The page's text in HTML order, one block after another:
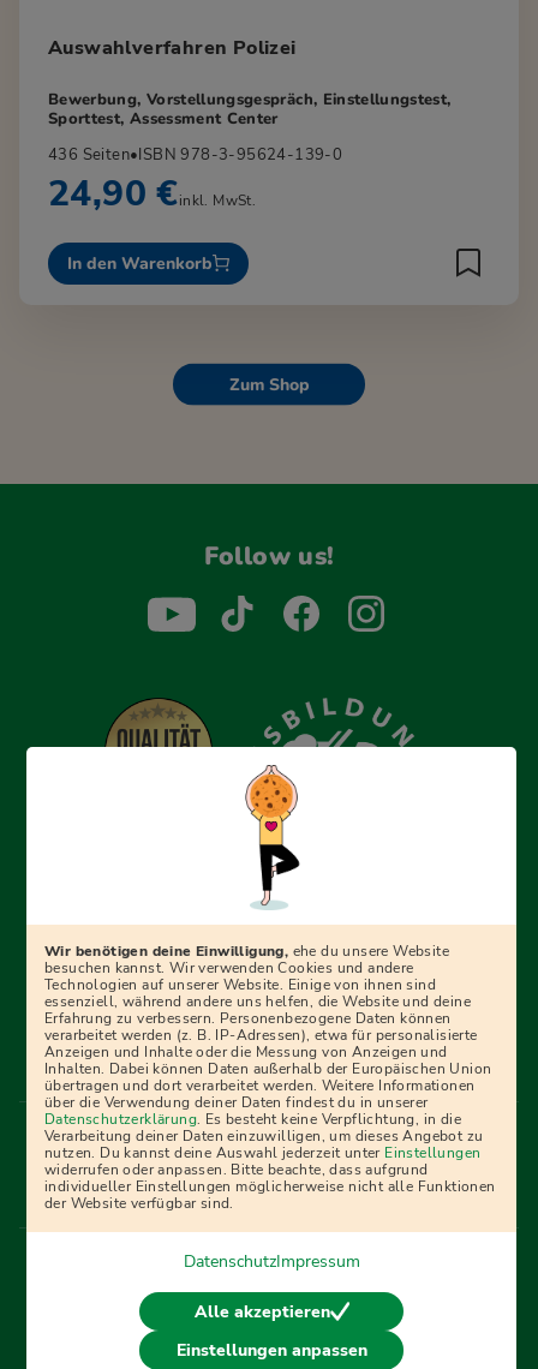
Auswahlverfahren Polizei
Bewerbung, Vorstellungsgespräch, Einstellungstest,
Sporttest, Assessment Center
436 Seiten•ISBN 978-3-95624-139-0
24,90 €inkl. MwSt.
In den Warenkorb
Zum Shop
Follow us!
Erfolgreich bewerben mit Ausbildungspark: Wir
begleiten dich Schritt für Schritt bei deinem Start in den
Ratgebern und Prüfungspaketen, interaktiven
Videokursen und vielem mehr. Für alle, die was werden
wollen!
Menü Fußleiste
Impressum Bildquellen Presse
Mediadaten
Partner
AGB Datenschutz
Widerrufsbelehrung
Bestellung
Affiliate Partner Cookies
Vertrag widerrufen
© 2026 Ausbildungspark Verlag. Alle Rechte vorbehalten.
Wir benötigen deine Einwilligung, ehe du unsere Website
besuchen kannst. Wir verwenden Cookies und andere
Technologien auf unserer Website. Einige von ihnen sind
essenziell, während andere uns helfen, die Website und deine
Erfahrung zu verbessern. Personenbezogene Daten können
verarbeitet werden (z. B. IP-Adressen), etwa für personalisierte
Anzeigen und Inhalte oder die Messung von Anzeigen und
Inhalten. Dabei können Daten außerhalb der Europäischen Union
übertragen und dort verarbeitet werden. Weitere Informationen
über die Verwendung deiner Daten findest du in unserer
Datenschutzerklärung. Es besteht keine Verpflichtung, in die
Verarbeitung deiner Daten einzuwilligen, um dieses Angebot zu
nutzen. Du kannst deine Auswahl jederzeit unter Einstellungen
widerrufen oder anpassen. Bitte beachte, dass aufgrund
individueller Einstellungen möglicherweise nicht alle Funktionen
der Website verfügbar sind.
DatenschutzImpressum
Alle akzeptieren
Einstellungen anpassen